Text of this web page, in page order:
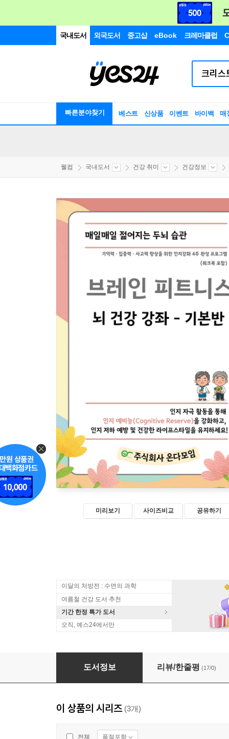
국내도서 외국도서 중고샵 eBook 크레마클럽
빠른분야찾기 베스트 신상품 이벤트 바이백 매
웰컴 국내도서 건강 취미 건강정보
미리보기 사이즈비교 공유하기
이달의 처방전 : 수면의 과학
여름철 건강 도서 추천
기간 한정 특가 도서
오직, 예스24에서만
브레인 피트니스 뇌 건강 강좌 기본반
도서정보 리뷰/한줄평 (17/0)
이 상품의 시리즈 (3개)
전체 품절포함